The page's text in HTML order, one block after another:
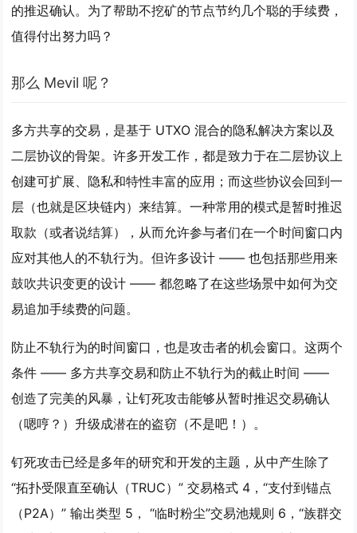
的推迟确认。为了帮助不挖矿的节点节约几个聪的手续费，
值得付出努力吗？
那么 Mevil 呢？
多方共享的交易，是基于 UTXO 混合的隐私解决方案以及
二层协议的骨架。许多开发工作，都是致力于在二层协议上
创建可扩展、隐私和特性丰富的应用；而这些协议会回到一
层（也就是区块链内）来结算。一种常用的模式是暂时推迟
取款（或者说结算），从而允许参与者们在一个时间窗口内
应对其他人的不轨行为。但许多设计 —— 也包括那些用来
鼓吹共识变更的设计 —— 都忽略了在这些场景中如何为交
易追加手续费的问题。
防止不轨行为的时间窗口，也是攻击者的机会窗口。这两个
条件 —— 多方共享交易和防止不轨行为的截止时间 ——
创造了完美的风暴，让钉死攻击能够从暂时推迟交易确认
（嗯哼？）升级成潜在的盗窃（不是吧！）。
钉死攻击已经是多年的研究和开发的主题，从中产生除了
“拓扑受限直至确认（TRUC）” 交易格式 4，“支付到锚点
（P2A）” 输出类型 5， “临时粉尘”交易池规则 6，“族群交